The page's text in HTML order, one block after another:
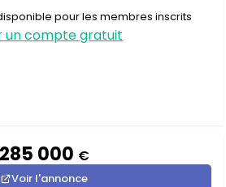
pour les membres inscrits
un compte gratuit
285 000 €
Voir l'annonce